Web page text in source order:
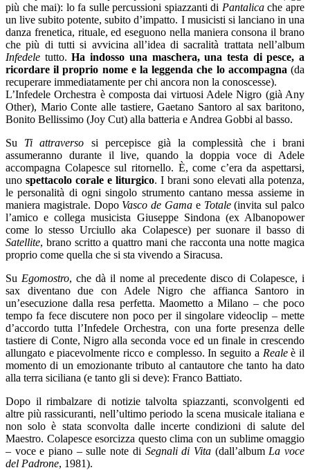
più che mai): lo fa sulle percussioni spiazzanti di Pantalicache apre
un live subito potente, subito d’impatto. I musicisti si lanciano in una
danza frenetica, rituale, ed eseguono nella maniera consona il brano
che più di tutti si avvicina all’idea di sacralità trattata nell’album
Infedele tutto. Ha indosso una maschera, una testa di pesce, a
ricordare il proprio nome e la leggenda che lo accompagna (da
recuperare immediatamente per chi ancora non la conoscesse).
L’Infedele Orchestra è composta dai virtuosi Adele Nigro (già Any
Other), Mario Conte alle tastiere, Gaetano Santoro al sax baritono,
Bonito Bellissimo (Joy Cut) alla batteria e Andrea Gobbi al basso.
Su Ti attraverso si percepisce già la complessità che i brani
assumeranno durante il live, quando la doppia voce di Adele
accompagna Colapesce sul ritornello. È, come c’era da aspettarsi,
uno spettacolo corale e liturgico. I brani sono elevati alla potenza,
le personalità di ogni singolo strumento cantano messa assieme in
maniera magistrale. DopoVasco de Gama e Totale(invita sul palco
l’amico e collega musicista Giuseppe Sindona (ex Albanopower
come lo stesso Urciullo aka Colapesce) per suonare il basso di
Satellite, brano scritto a quattro mani che racconta una notte magica
proprio come quella che si sta vivendo a Siracusa.
Su Egomostro, che dà il nome al precedente disco di Colapesce, i
sax diventano due con Adele Nigro che affianca Santoro in
un’esecuzione dalla resa perfetta. Maometto a Milano – che poco
tempo fa fece discutere non poco per il singolare videoclip – mette
d’accordo tutta l’Infedele Orchestra, con una forte presenza delle
tastiere di Conte, Nigro alla seconda voce ed un finale in crescendo
allungato e piacevolmente ricco e complesso. In seguito a Realeè il
momento di un emozionante tributo al cantautore che tanto ha dato
alla terra siciliana (e tanto gli si deve): Franco Battiato.
Dopo il rimbalzare di notizie talvolta spiazzanti, sconvolgenti ed
altre più rassicuranti, nell’ultimo periodo la scena musicale italiana e
non solo è stata sconvolta dalle incerte condizioni di salute del
Maestro. Colapesce esorcizza questo clima con un sublime omaggio
– voce e piano – sulle note di Segnali di Vita(dall’album La voce
del Padrone, 1981).